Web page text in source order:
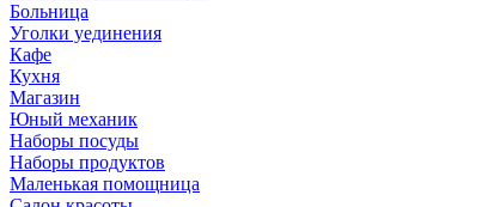
Больница
Уголки уединения
Кафе
Кухня
Магазин
Юный механик
Наборы посуды
Наборы продуктов
Маленькая помощница